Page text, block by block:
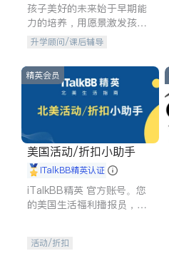
孩子美好的未来始于早期能
力的培养，用愿景激发孩子
的学习潜力和动力。理念：
拥有成长型心态是成功的基
石。
升学顾问/课后辅导
精英会员
美国活动/折扣小助手
iTalkBB精英认证
iTalkBB精英 官方账号。您
的美国生活福利播报员，精
专属福利。
活动/折扣